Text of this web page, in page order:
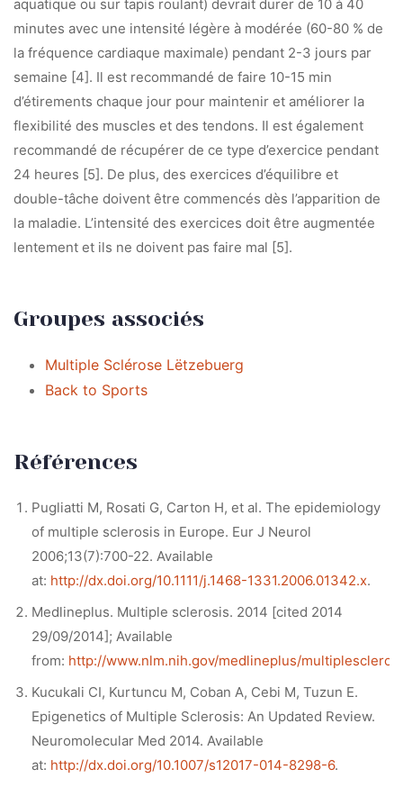
aquatique ou sur tapis roulant) devrait durer de 10 à 40
minutes avec une intensité légère à modérée (60-80 % de
la fréquence cardiaque maximale) pendant 2-3 jours par
semaine [4]. Il est recommandé de faire 10-15 min
d’étirements chaque jour pour maintenir et améliorer la
flexibilité des muscles et des tendons. Il est également
recommandé de récupérer de ce type d’exercice pendant
24 heures [5]. De plus, des exercices d’équilibre et
double-tâche doivent être commencés dès l’apparition de
la maladie. L’intensité des exercices doit être augmentée
lentement et ils ne doivent pas faire mal [5].
Groupes associés
Multiple Sclérose Lëtzebuerg
Back to Sports
Références
Pugliatti M, Rosati G, Carton H, et al. The epidemiology
of multiple sclerosis in Europe. Eur J Neurol
2006;13(7):700-22. Available
at: http://dx.doi.org/10.1111/j.1468-1331.2006.01342.x.
Medlineplus. Multiple sclerosis. 2014 [cited 2014
29/09/2014]; Available
from: http://www.nlm.nih.gov/medlineplus/
Kucukali CI, Kurtuncu M, Coban A, Cebi M, Tuzun E.
Epigenetics of Multiple Sclerosis: An Updated Review.
Neuromolecular Med 2014. Available
at: http://dx.doi.org/10.1007/s12017-014-8298-6.